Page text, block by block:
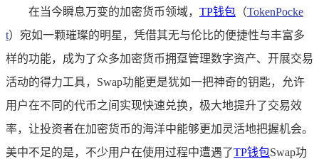
在当今瞬息万变的加密货币领域， TP钱包 （TokenPocke
t）宛如一颗璀璨的明星，凭借其无与伦比的便捷性与丰富多
样的功能，成为了众多加密货币拥趸管理数字资产、开展交易
活动的得力工具，Swap功能更是犹如一把神奇的钥匙，允许
用户在不同的代币之间实现快速兑换，极大地提升了交易效
率，让投资者在加密货币的海洋中能够更加灵活地把握机会。
美中不足的是，不少用户在使用过程中遭遇了TP钱包Swap功